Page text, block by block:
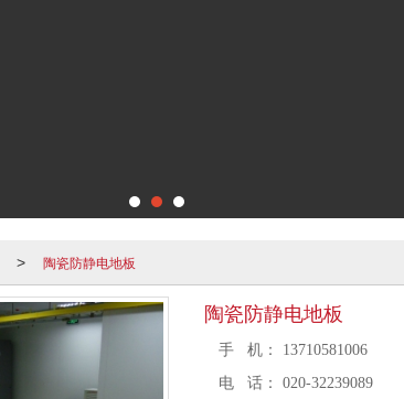
> 陶瓷防静电地板
陶瓷防静电地板
手 机：
13710581006
电 话：
020-32239089